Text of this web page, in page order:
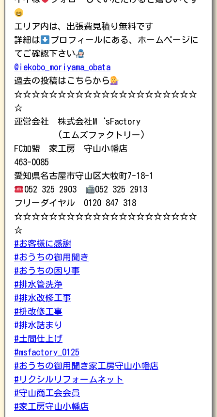
エリア内は、出張費見積り無料です
詳細は
プロフィールにある、ホームページに
てご確認下さい
@iekobo_moriyama_obata
過去の投稿はこちらから
☆☆☆☆☆☆☆☆☆☆☆☆☆☆☆☆☆☆☆☆☆
☆
運営会社 株式会社M‘sFactory
(エムズファクトリー)
FC加盟 家工房 守山小幡店
463-0085
愛知県名古屋市守山区大牧町7-18-1
052 325 2903
052 325 2913
フリーダイヤル 0120 847 318
☆☆☆☆☆☆☆☆☆☆☆☆☆☆☆☆☆☆☆☆☆
☆
#お客様に感謝
#おうちの御用聞き
#おうちの困り事
#排水管洗浄
#排水改修工事
#枡改修工事
#排水詰まり
#土間仕上げ
#msfactory_0125
#おうちの御用聞き家工房守山小幡店
#リクシルリフォームネット
#守山商工会会員
#家工房守山小幡店